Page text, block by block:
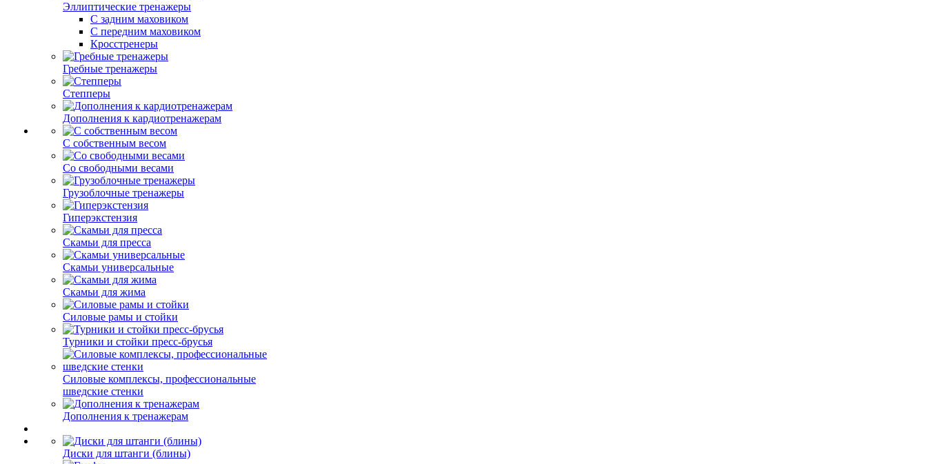
Эллиптические тренажеры
С задним маховиком
С передним маховиком
Кросстренеры
Гребные тренажеры
Степперы
Дополнения к кардиотренажерам
С собственным весом
Со свободными весами
Грузоблочные тренажеры
Гиперэкстензия
Скамьи для пресса
Скамьи универсальные
Скамьи для жима
Силовые рамы и стойки
Турники и стойки пресс-брусья
Силовые комплексы, профессиональные
шведские стенки
Дополнения к тренажерам
Диски для штанги (блины)